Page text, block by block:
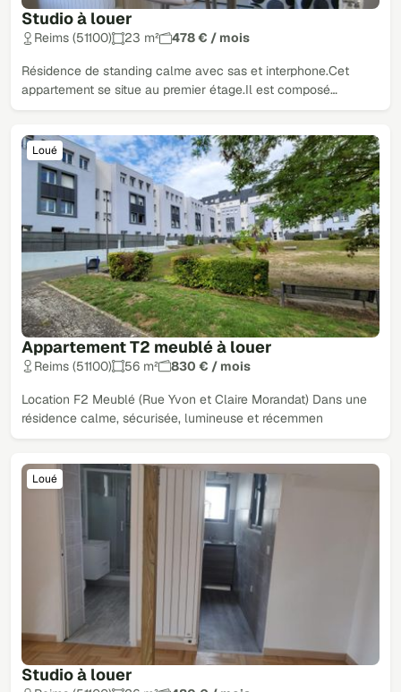
Studio à louer
Reims (51100) 23 m² 478 € / mois
Résidence de standing calme avec sas et interphone.Cet
appartement se situe au premier étage.Il est composé…
Appartement T2 meublé à louer
Loué
Reims (51100) 56 m² 830 € / mois
Location F2 Meublé (Rue Yvon et Claire Morandat) Dans une
résidence calme, sécurisée, lumineuse et récemmen
Studio à louer
Loué